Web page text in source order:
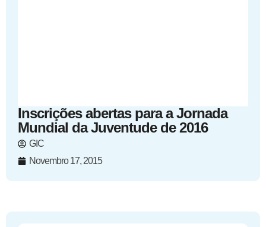
Inscrições abertas para a Jornada
Mundial da Juventude de 2016
GIC
Novembro 17, 2015